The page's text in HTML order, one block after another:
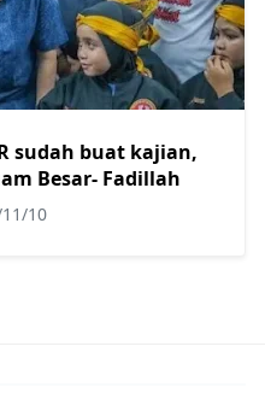
sudah buat kajian,
Besar- Fadillah
10